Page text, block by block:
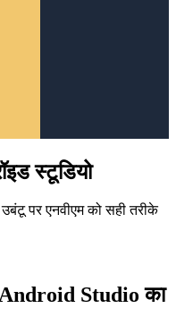
स्टूडियो
पर एनवीएम को सही तरीके